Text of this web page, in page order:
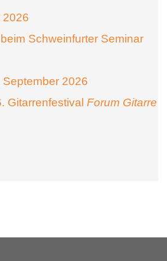
2026
Schweinfurter Seminar
2026
Gitarrenfestival Forum Gitarre